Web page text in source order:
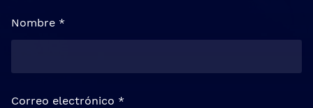
Nombre *
Correo electrónico *